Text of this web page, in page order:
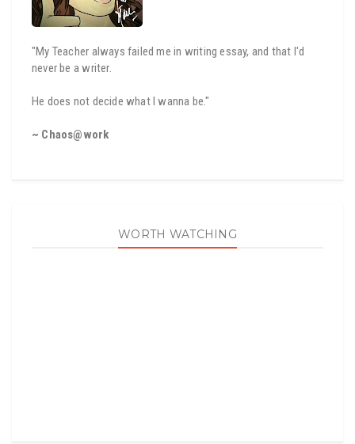
"My Teacher always failed me in writing essay, and that I'd
never be a writer.
He does not decide what I wanna be."
~ Chaos@work
WORTH WATCHING